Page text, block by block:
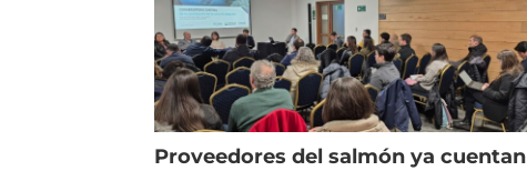
Proveedores del salmón ya cuentan